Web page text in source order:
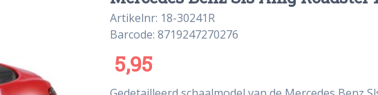
Artikelnr: 18-30241R
Barcode: 8719247270276
5,95